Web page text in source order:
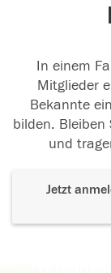
In einem
Mitglieder
Bekannte
bilden.
und
Jetzt